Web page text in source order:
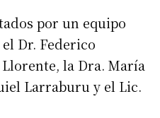
por un equipo
Dr. Federico
la Dra. María
Larraburu y el Lic.